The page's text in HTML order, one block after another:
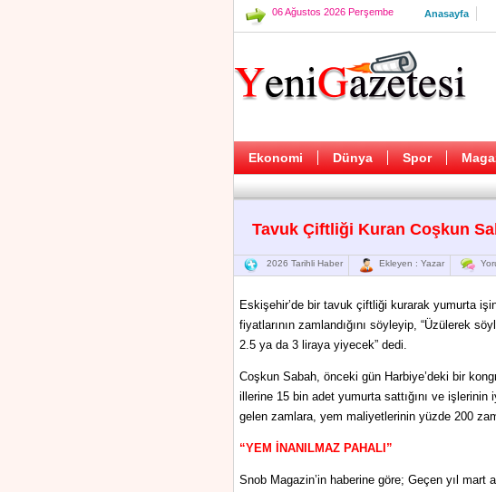
06 Ağustos 2026 Perşembe Anasayfa
Ekonomi Dünya Spor
Tavuk Çiftliği Kuran Coşkun
2026 Tarihli Haber Ekleyen : Yazar
Eskişehir’de bir tavuk çiftliği kurarak yumurta
fiyatlarının zamlandığını söyleyip, “Üzülerek
2.5 ya da 3 liraya yiyecek” dedi.
Coşkun Sabah, önceki gün Harbiye’deki bir
illerine 15 bin adet yumurta sattığını ve
gelen zamlara, yem maliyetlerinin yüzde 200
“YEM İNANILMAZ PAHALI”
Snob Magazin’in haberine göre; Geçen yıl mart